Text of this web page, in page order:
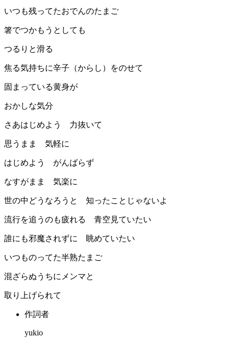
いつも残ってたおでんのたまご
箸でつかもうとしても
つるりと滑る
焦る気持ちに辛子（からし）をのせて
固まっている黄身が
おかしな気分
さあはじめよう 力抜いて
思うまま 気軽に
はじめよう がんばらず
なすがまま 気楽に
世の中どうなろうと 知ったことじゃないよ
流行を追うのも疲れる 青空見ていたい
誰にも邪魔されずに 眺めていたい
いつものってた半熟たまご
混ざらぬうちにメンマと
取り上げられて
作詞者
yukio